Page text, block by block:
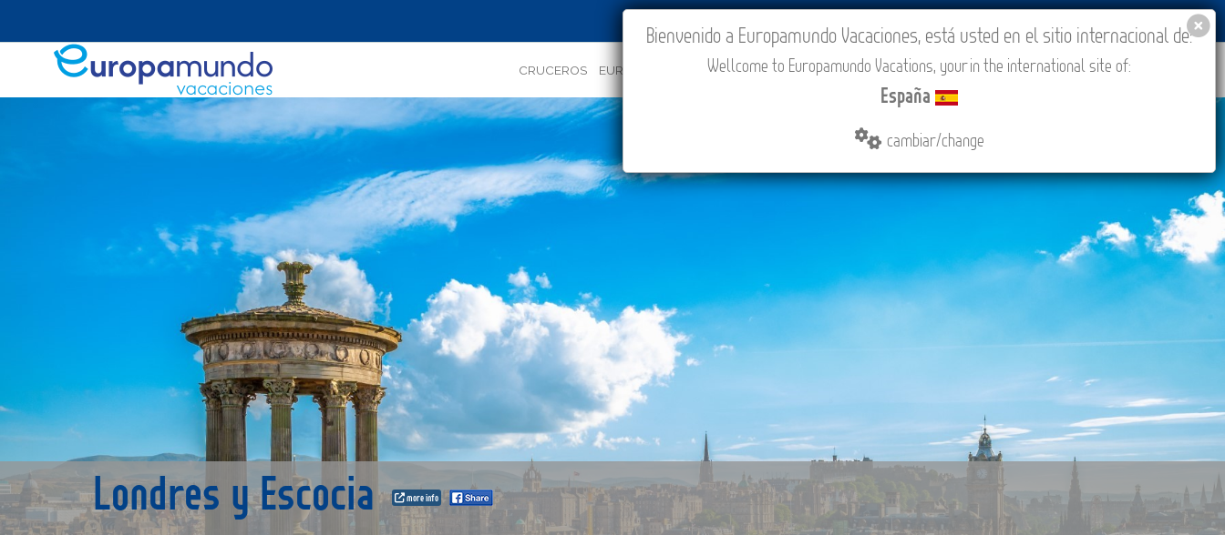
CRUCEROS EUROPA ORIENTE PROMOCIONES COMPRAR CONTACTO MÁS
Londres y Escocia more info
Bienvenido a Europamundo Vacaciones, está usted en el sitio internacional de:
Wellcome to Europamundo Vacations, your in the international site of:
España
cambiar/change